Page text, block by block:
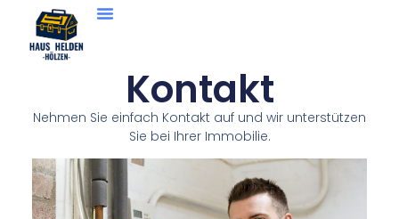
Kontakt
Nehmen Sie einfach Kontakt auf und wir unterstützen
Sie bei Ihrer Immobilie.